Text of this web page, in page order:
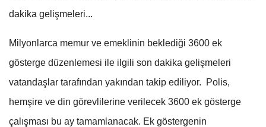
dakika gelişmeleri...
Milyonlarca memur ve emeklinin beklediği 3600 ek
gösterge düzenlemesi ile ilgili son dakika gelişmeleri
vatandaşlar tarafından yakından takip ediliyor. Polis,
hemşire ve din görevlilerine verilecek 3600 ek gösterge
çalışması bu ay tamamlanacak. Ek göstergenin